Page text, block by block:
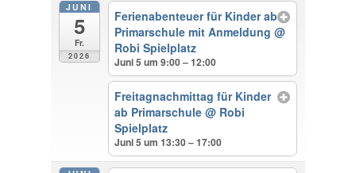
JUNI
5
Fr.
2026
Ferienabenteuer für Kinder ab
Primarschule mit Anmeldung@
Robi Spielplatz
Juni 5 um 9:00 – 12:00
Freitagnachmittag für Kinder
ab Primarschule@ Robi
Spielplatz
Juni 5 um 13:30 – 17:00